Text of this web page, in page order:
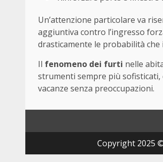
Un’attenzione particolare va
aggiuntiva contro l’ingresso
drasticamente le probabilità che
Il fenomeno dei furti nelle
strumenti sempre più sofisticati,
vacanze senza preoccupazioni.
Copyright 2025